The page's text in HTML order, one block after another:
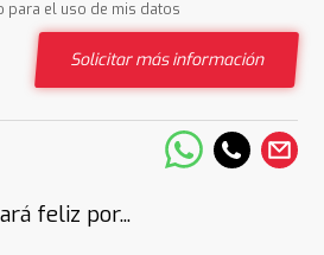
para el uso de mis datos
Solicitar más información
feliz por...